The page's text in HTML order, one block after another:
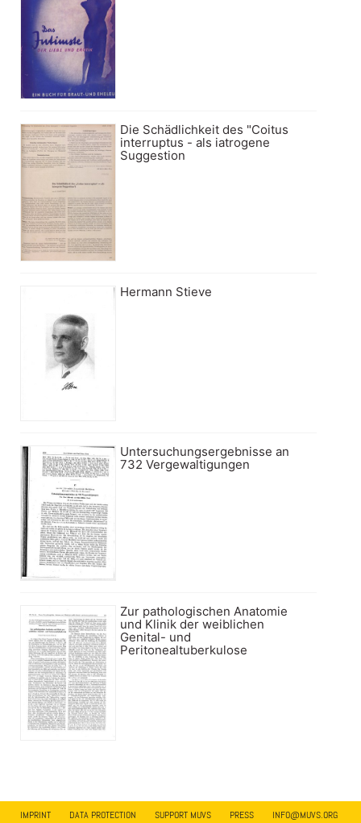
Die Schädlichkeit des "Coitus
interruptus - als iatrogene
Suggestion
Hermann Stieve
Untersuchungsergebnisse an
732 Vergewaltigungen
Zur pathologischen Anatomie
und Klinik der weiblichen
Genital- und
Peritonealtuberkulose
IMPRINT DATA PROTECTION SUPPORT MUVS PRESS INFO@MUVS.ORG